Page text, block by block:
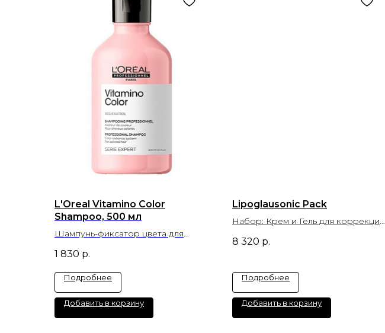
L'Oreal Vitamino Color
Shampoo, 500 мл
Шампунь-фиксатор цвета для
1 830 р.
Подробнее
Добавить в корзину
Lipoglausonic Pack
Набор: Крем и Гель для коррекции
8 320 р.
Подробнее
Добавить в корзину